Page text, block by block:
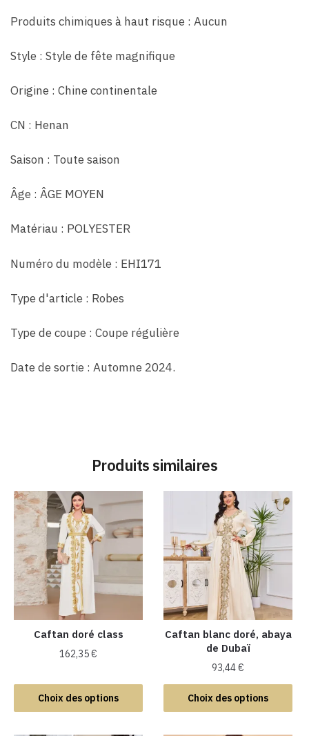
Produits chimiques à haut risque : Aucun
Style : Style de fête magnifique
Origine : Chine continentale
CN : Henan
Saison : Toute saison
Âge : ÂGE MOYEN
Matériau : POLYESTER
Numéro du modèle : EHI171
Type d'article : Robes
Type de coupe : Coupe régulière
Date de sortie : Automne 2024.
Produits similaires
Caftan doré class
162,35€
Choix des options
produit
a
Caftan blanc doré, abaya
de Dubaï
93,44€
Choix des options
Ce
produit